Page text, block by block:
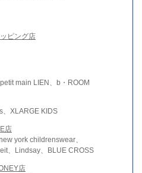
ピング店
main LIEN、b・ROOM
、XLARGE KIDS
店
york childrenswear、
、Lindsay、BLUE CROSS
店